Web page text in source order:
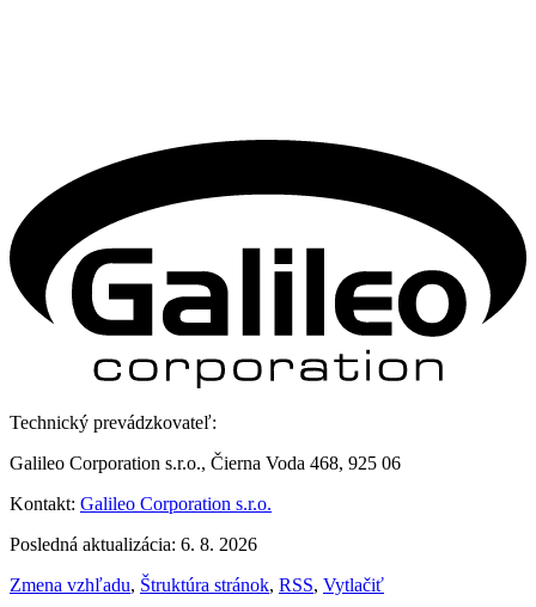
Technický prevádzkovateľ:
Galileo Corporation s.r.o., Čierna Voda 468, 925 06
Kontakt: Galileo Corporation s.r.o.
Posledná aktualizácia: 6. 8. 2026
Zmena vzhľadu, Štruktúra stránok, RSS, Vytlačiť